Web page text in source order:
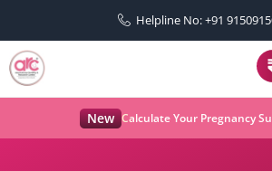
Helpline No: +91
New Calculate Your Pregnancy